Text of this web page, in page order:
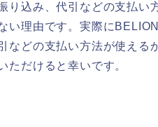
り込み、代引などの支払い
い理由です。実際に
などの支払い方法が使える
ただけると幸いです。